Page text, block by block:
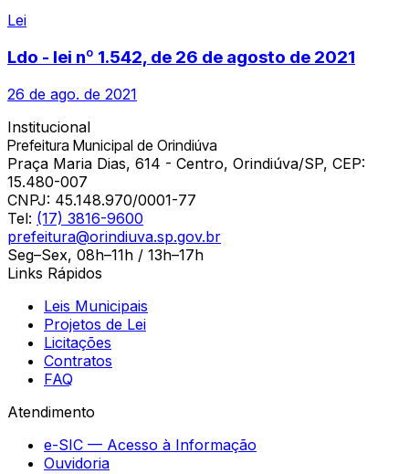
Lei
Ldo - lei nº 1.542, de 26 de agosto de 2021
26 de ago. de 2021
Institucional
Prefeitura Municipal de Orindiúva
Praça Maria Dias, 614 - Centro, Orindiúva/SP, CEP:
15.480-007
CNPJ: 45.148.970/0001-77
Tel: (17) 3816-9600
prefeitura@orindiuva.sp.gov.br
Seg–Sex, 08h–11h / 13h–17h
Links Rápidos
Leis Municipais
Projetos de Lei
Licitações
Contratos
FAQ
Atendimento
e-SIC — Acesso à Informação
Ouvidoria